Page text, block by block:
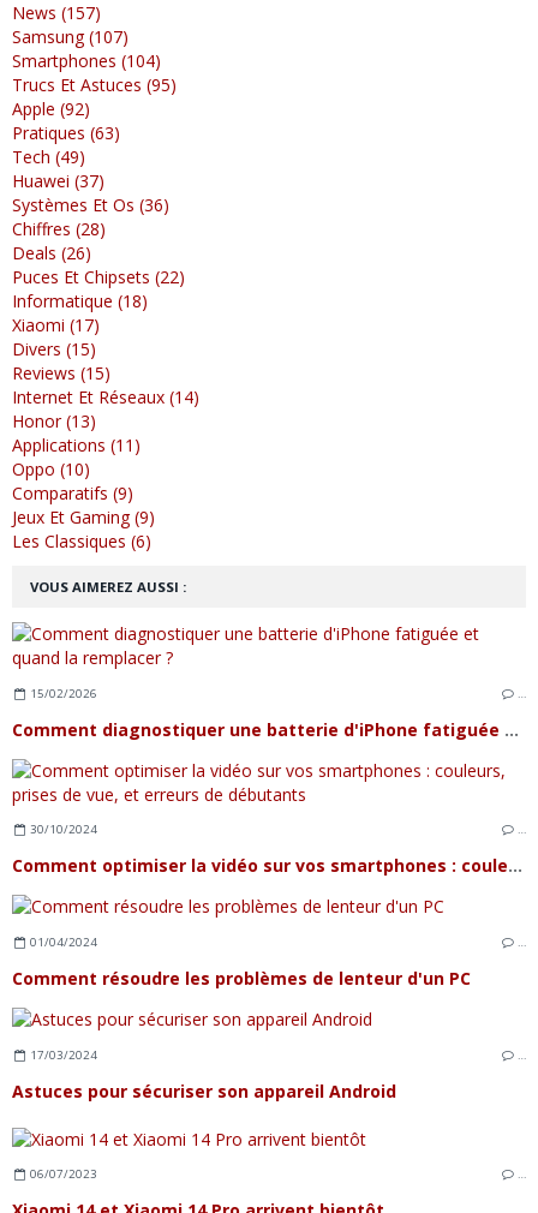
VOUS AIMEREZ AUSSI :
15/02/2026 …
Comment diagnostiquer une batterie d'iPhone fatiguée et quand la remplacer ?
30/10/2024 …
Comment optimiser la vidéo sur vos smartphones : couleurs, prises de vue, et erreurs de débutants
01/04/2024 …
Comment résoudre les problèmes de lenteur d'un PC
17/03/2024 …
Astuces pour sécuriser son appareil Android
06/07/2023 …
News (157)
Samsung (107)
Smartphones (104)
Trucs Et Astuces (95)
Apple (92)
Pratiques (63)
Tech (49)
Huawei (37)
Systèmes Et Os (36)
Chiffres (28)
Deals (26)
Puces Et Chipsets (22)
Informatique (18)
Xiaomi (17)
Divers (15)
Reviews (15)
Internet Et Réseaux (14)
Honor (13)
Applications (11)
Oppo (10)
Comparatifs (9)
Jeux Et Gaming (9)
Les Classiques (6)